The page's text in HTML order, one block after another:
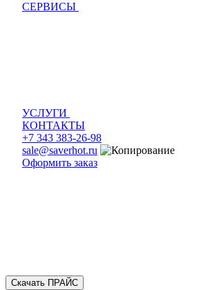
СЕРВИСЫ
УСЛУГИ
КОНТАКТЫ
+7 343 383-26-98
sale@saverhot.ru
Оформить заказ
Скачать ПРАЙС